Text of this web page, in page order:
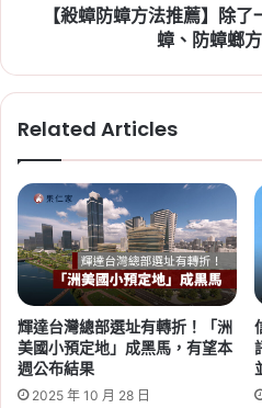
Tag:新竹,新竹市,新竹縣,社會
2026-06-29
桃園社會住宅續租
蘆竹一號、平鎮一號
社宅分 3 年緩漲
Tag:桃園,桃園社宅基地,桃園
社宅戶數, 桃園社會住宅,桃園租
會住宅申請
潛
介
絕，
友
6
種
殺
蟑、
防
蟑
螂
方
法-2023
【殺蟑防蟑方法推薦】除
蟑、防蟑螂
Related Articles
輝達台灣總部選址有轉折！「洲
美國小預定地」成黑馬，有望本
週公布結果
2025 年 10 月 28 日